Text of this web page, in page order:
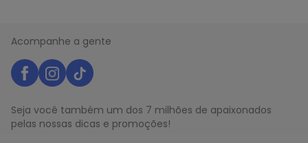
GÊNERO : Female
MATERIAL DO SAPATO : Verniz Premium
TIPO : SAPATO
Histórico de preços
O preço apresentado abaixo é o menor oferecido em
Acompanhe a gente
Seja você também um dos 7 milhões de apaixonados
pelas nossas dicas e promoções!